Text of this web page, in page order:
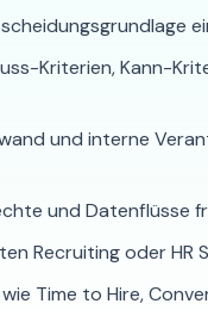
Kriterien, Kann-
und interne
und Datenflüsse
Recruiting oder HR
Time to Hire,